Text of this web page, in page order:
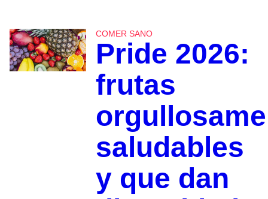
COMER SANO
Pride 2026:
frutas
saludables
y que dan